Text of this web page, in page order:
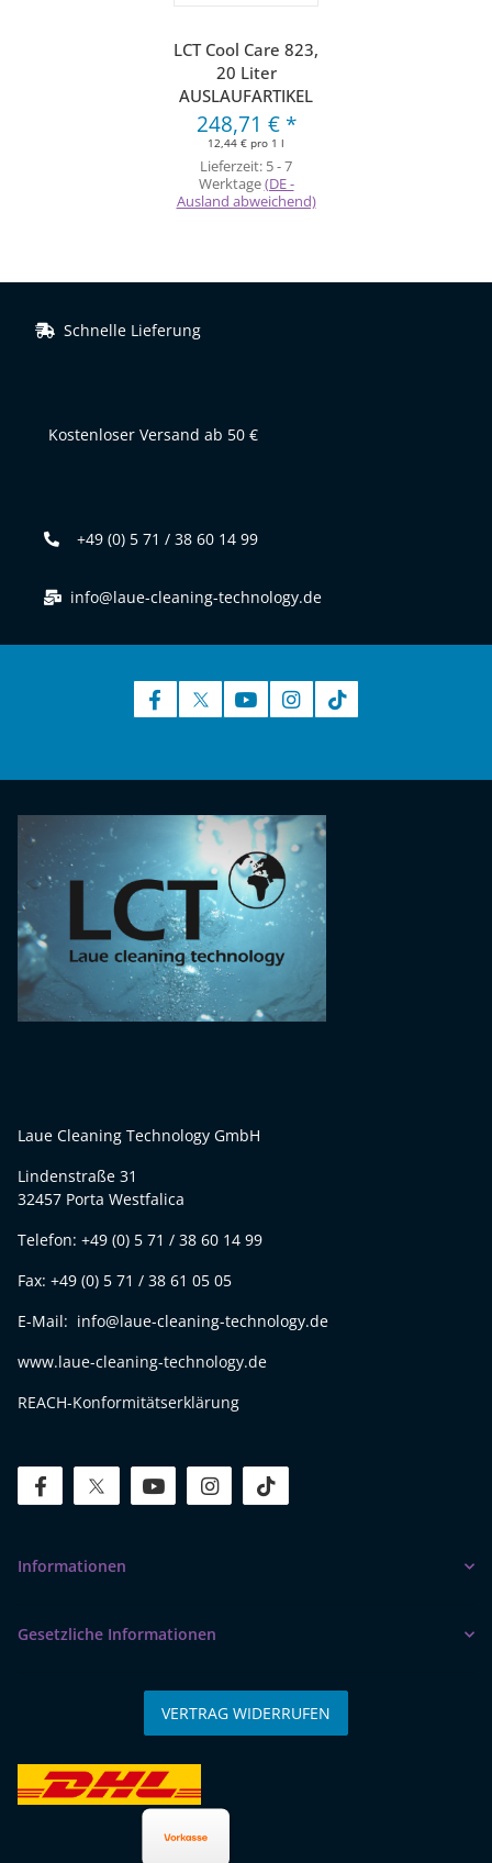
LCT Cool Care 823,
20 Liter
AUSLAUFARTIKEL
248,71 € *
12,44 € pro 1 l
Lieferzeit: 5 - 7
Werktage(DE -
Ausland abweichend)
Schnelle Lieferung
Kostenloser Versand ab 50 €
+49 (0) 5 71 / 38 60 14 99
info@laue-cleaning-technology.de
Laue Cleaning Technology GmbH
Lindenstraße 31
32457 Porta Westfalica
Telefon: +49 (0) 5 71 / 38 60 14 99
Fax: +49 (0) 5 71 / 38 61 05 05
E-Mail: info@laue-cleaning-technology.de
www.laue-cleaning-technology.de
REACH-Konformitätserklärung
facebooktwitteryoutube instagram
Informationen
Gesetzliche Informationen
VERTRAG WIDERRUFEN